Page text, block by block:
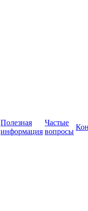
Полезная
информация
Частые
вопросы